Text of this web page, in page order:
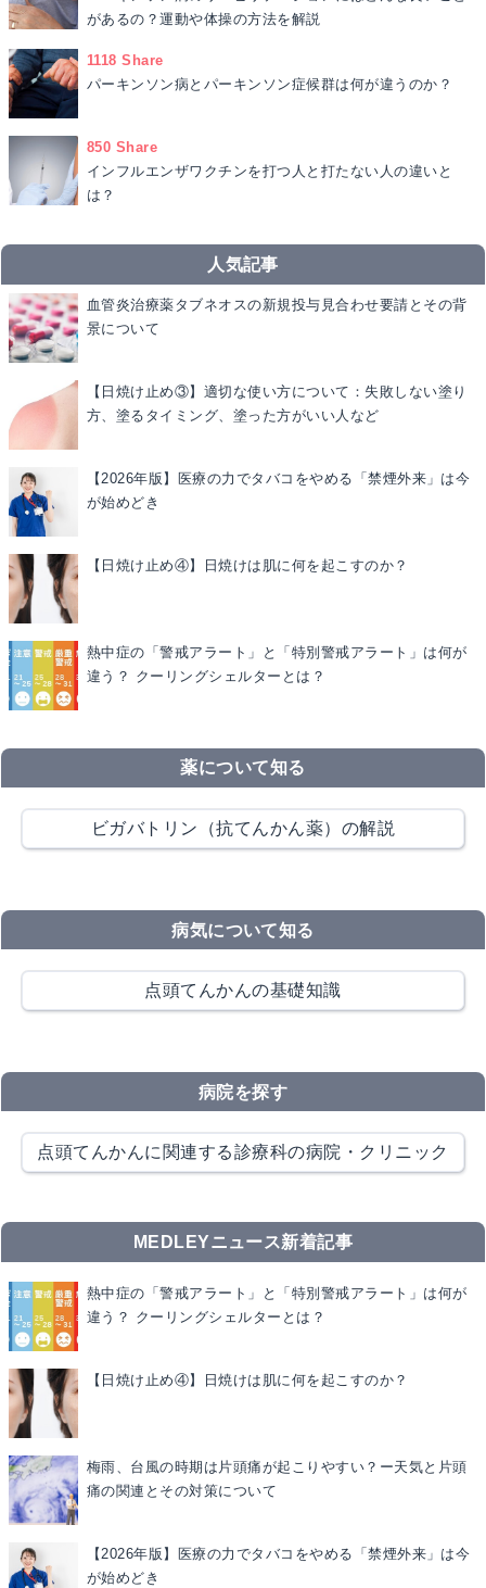
があるの？運動や体操の方法を解説
1118 Share
パーキンソン病とパーキンソン症候群は何が違うのか？
850 Share
インフルエンザワクチンを打つ人と打たない人の違いと
は？
人気記事
血管炎治療薬タブネオスの新規投与見合わせ要請とその背
景について
【日焼け止め③】適切な使い方について：失敗しない塗り
方、塗るタイミング、塗った方がいい人など
【2026年版】医療の力でタバコをやめる「禁煙外来」は今
が始めどき
【日焼け止め④】日焼けは肌に何を起こすのか？
熱中症の「警戒アラート」と「特別警戒アラート」は何が
違う？ クーリングシェルターとは？
薬について知る
ビガバトリン（抗てんかん薬）の解説
病気について知る
点頭てんかんの基礎知識
病院を探す
点頭てんかんに関連する診療科の病院・クリニック
MEDLEYニュース新着記事
熱中症の「警戒アラート」と「特別警戒アラート」は何が
違う？ クーリングシェルターとは？
【日焼け止め④】日焼けは肌に何を起こすのか？
梅雨、台風の時期は片頭痛が起こりやすい？ー天気と片頭
痛の関連とその対策について
【2026年版】医療の力でタバコをやめる「禁煙外来」は今
が始めどき